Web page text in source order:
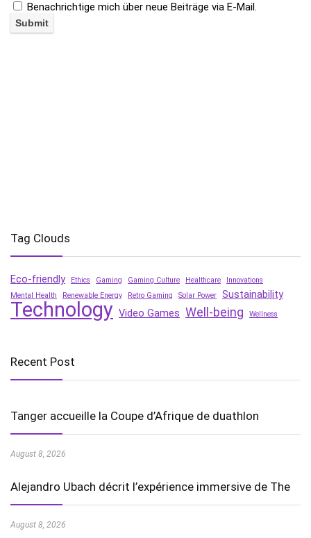
Benachrichtige mich über neue Beiträge via E-Mail.
Tag Clouds
Eco-friendly Ethics Gaming Gaming Culture Healthcare
Innovations
Mental Health
Renewable Energy Retro Gaming Solar Power Sustainability
Technology Video Games Well-being Wellness
Recent Post
Tanger accueille la Coupe d’Afrique de duathlon
August 8, 2026
Alejandro Ubach décrit l’expérience immersive de The
August 8, 2026